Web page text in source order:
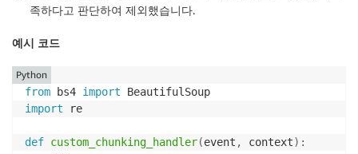
족하다고 판단하여 제외했습니다.
예시 코드
from bs4 import
import re
def custom_chunking_handler(event , context) :
Python